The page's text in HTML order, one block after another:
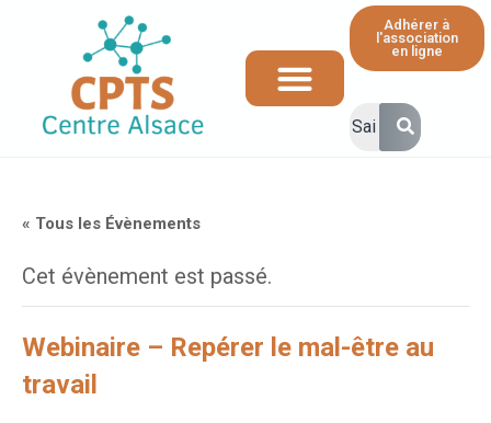
Adhérer à
l'association
en ligne
« Tous les Évènements
Cet évènement est passé.
Webinaire – Repérer le mal-être au
travail